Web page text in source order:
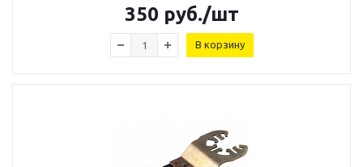
350 руб./шт
В корзину